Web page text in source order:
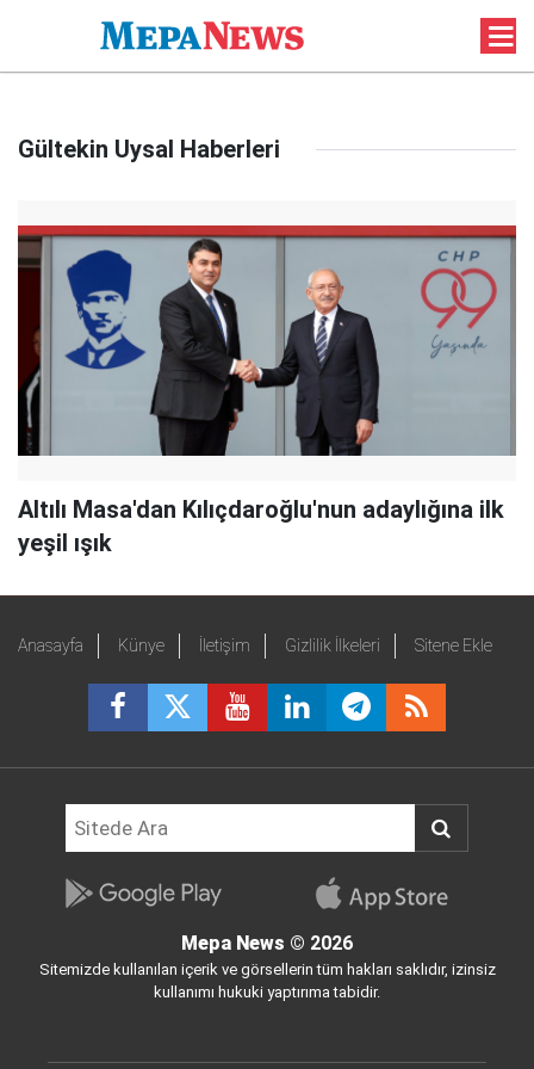
Gültekin Uysal Haberleri
Altılı Masa'dan Kılıçdaroğlu'nun adaylığına ilk
yeşil ışık
Anasayfa Künye İletişim Gizlilik İlkeleri Sitene Ekle
Mepa News © 2026
Sitemizde kullanılan içerik ve görsellerin tüm hakları saklıdır, izinsiz
kullanımı hukuki yaptırıma tabidir.